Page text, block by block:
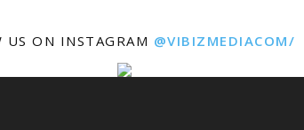
US ON INSTAGRAM @VIBIZMEDIACOM/